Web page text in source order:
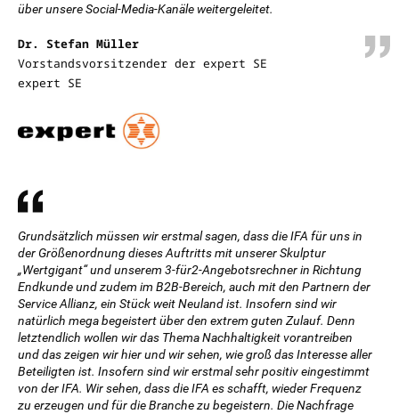
über unsere Social-Media-Kanäle weitergeleitet.
Dr. Stefan Müller
Vorstandsvorsitzender der expert SE
expert SE
Grundsätzlich müssen wir erstmal sagen, dass die IFA für uns in
der Größenordnung dieses Auftritts mit unserer Skulptur
„Wertgigant“ und unserem 3-für2-Angebotsrechner in Richtung
Endkunde und zudem im B2B-Bereich, auch mit den Partnern der
Service Allianz, ein Stück weit Neuland ist. Insofern sind wir
natürlich mega begeistert über den extrem guten Zulauf. Denn
letztendlich wollen wir das Thema Nachhaltigkeit vorantreiben
und das zeigen wir hier und wir sehen, wie groß das Interesse aller
Beteiligten ist. Insofern sind wir erstmal sehr positiv eingestimmt
von der IFA. Wir sehen, dass die IFA es schafft, wieder Frequenz
zu erzeugen und für die Branche zu begeistern. Die Nachfrage